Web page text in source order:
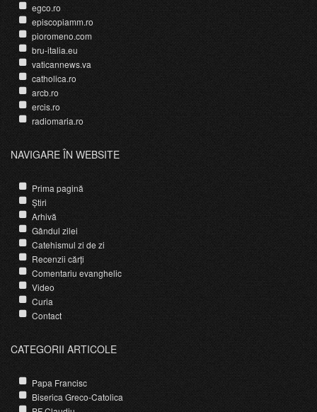
egco.ro
episcopiamm.ro
pioromeno.com
bru-italia.eu
vaticannews.va
catholica.ro
arcb.ro
ercis.ro
radiomaria.ro
NAVIGARE ÎN WEBSITE
Prima pagină
Știri
Arhivă
Gândul zilei
Catehismul zi de zi
Recenzii cărți
Comentariu evanghelic
Video
Curia
Contact
CATEGORII ARTICOLE
Papa Francisc
Biserica Greco-Catolica